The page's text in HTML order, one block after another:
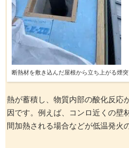
断熱材を敷き込んだ屋根から立ち上がる煙突
熱が蓄積し、物質内部の酸化反応
因です。例えば、コンロ近くの壁
間加熱される場合などが低温発火